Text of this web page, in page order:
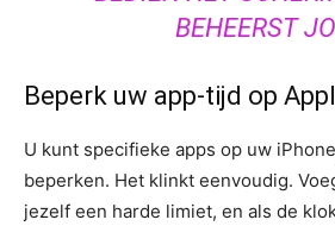
BEHEERST
Beperk uw app-tijd op
U kunt specifieke apps op uw
beperken. Het klinkt eenvoudig.
jezelf een harde limiet, en als de